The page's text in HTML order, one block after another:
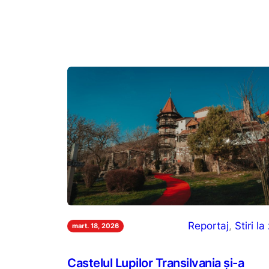
mart. 18, 2026 Reportaj, Stiri la
Castelul Lupilor Transilvania și-a